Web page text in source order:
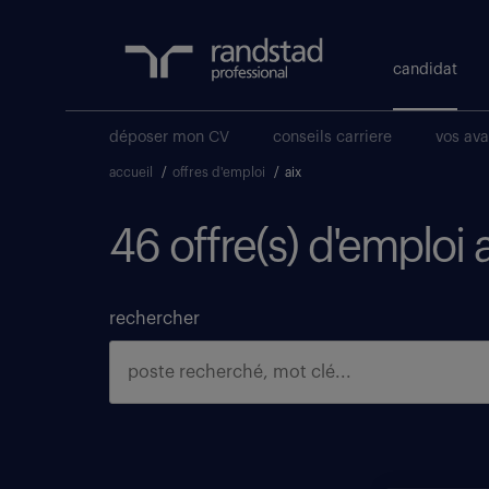
candidat
déposer mon CV conseils carriere vos
accueil / offres d'emploi / aix
46 offre(s) d'emploi
rechercher